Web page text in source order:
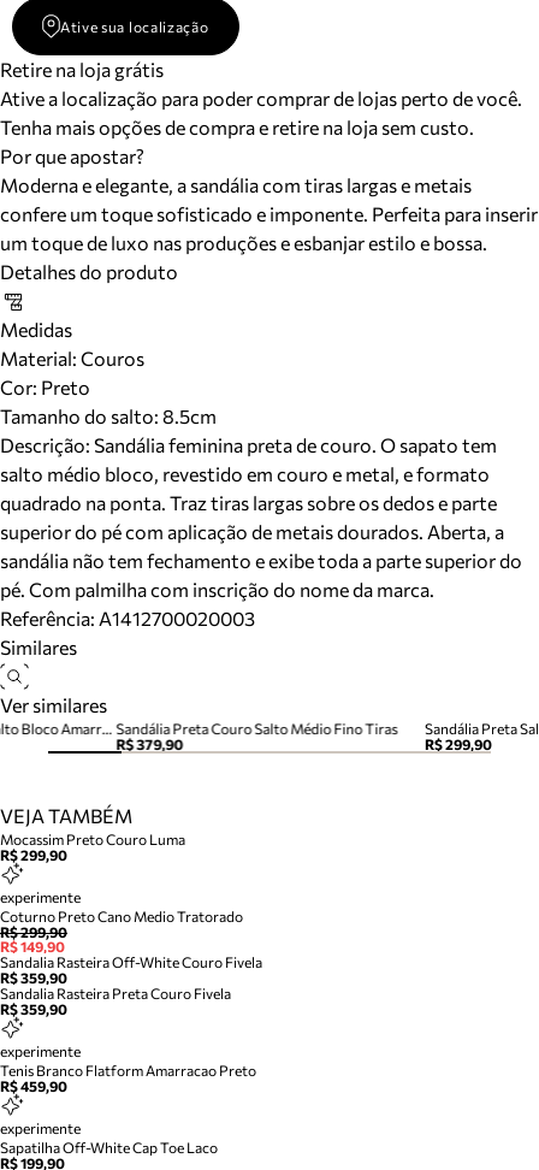
Ative sua localização
Retire na loja grátis
Ative a localização para poder comprar de lojas perto de você.
Tenha mais opções de compra e retire na loja sem custo.
Por que apostar?
Moderna e elegante, a sandália com tiras largas e metais
confere um toque sofisticado e imponente. Perfeita para inserir
um toque de luxo nas produções e esbanjar estilo e bossa.
Detalhes do produto
Medidas
Material: Couros
Cor: Preto
Tamanho do salto: 8.5cm
Descrição: Sandália feminina preta de couro. O sapato tem
salto médio bloco, revestido em couro e metal, e formato
quadrado na ponta. Traz tiras largas sobre os dedos e parte
superior do pé com aplicação de metais dourados. Aberta, a
sandália não tem fechamento e exibe toda a parte superior do
pé. Com palmilha com inscrição do nome da marca.
Referência: A1412700020003
Similares
Ver similares
Sandália Preta Couro Salto Médio Fino Tiras
R$ 379,90
Sandália Preta
R$ 299,90
Sandália Camila Nobuck Nó Salto Bloco Amarração Preta
VEJA TAMBÉM
Mocassim Preto Couro Luma
R$ 299,90
experimente
Coturno Preto Cano Medio Tratorado
R$ 299,90
R$ 149,90
Sandalia Rasteira Off-White Couro Fivela
R$ 359,90
Sandalia Rasteira Preta Couro Fivela
R$ 359,90
experimente
Tenis Branco Flatform Amarracao Preto
R$ 459,90
experimente
Sapatilha Off-White Cap Toe Laco
R$ 199,90